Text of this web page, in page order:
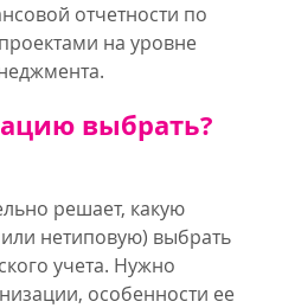
отчетности по
на уровне
выбрать?
решает, какую
нетиповую) выбрать
учета. Нужно
особенности ее